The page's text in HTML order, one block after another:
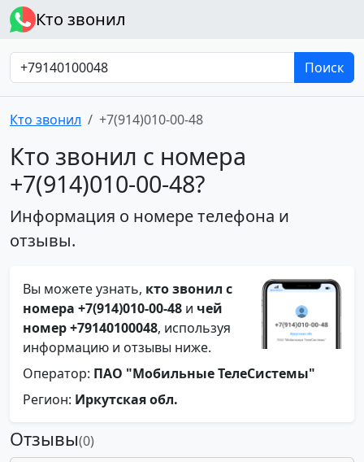
Кто звонил
Поиск
Кто звонил +7(914)010-00-48
Кто звонил с номера
+7(914)010-00-48?
Информация о номере телефона и
отзывы.
Вы можете узнать, кто звонил с
номера +7(914)010-00-48 и чей
номер +79140100048, используя
информацию и отзывы ниже.
Оператор: ПАО "Мобильные ТелеСистемы"
Регион: Иркутская обл.
Отзывы(0)